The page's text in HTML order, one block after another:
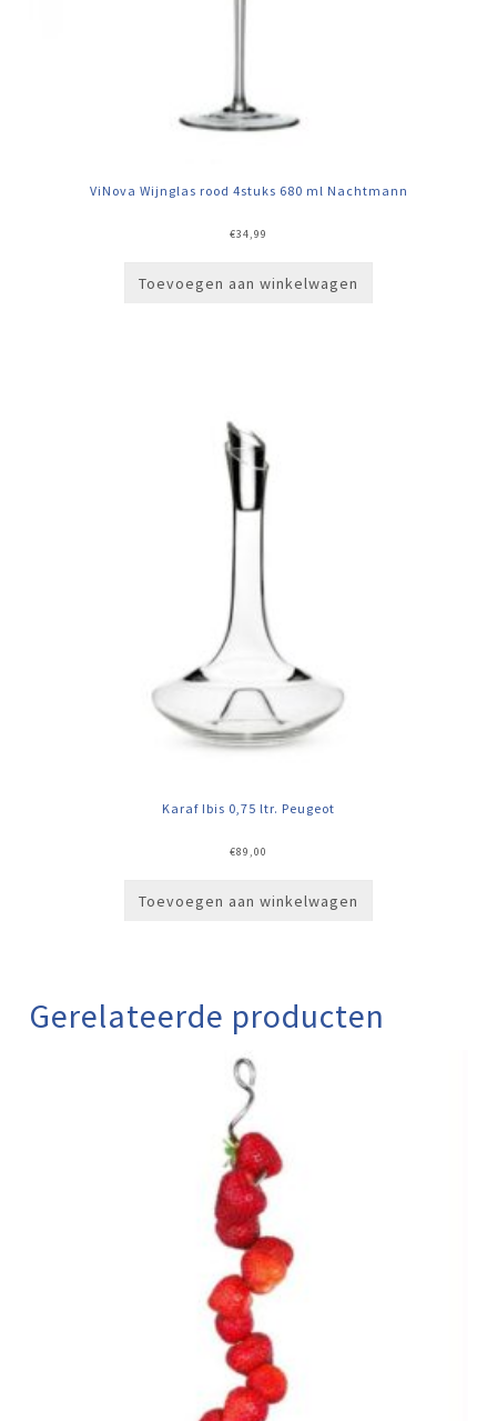
ViNova Wijnglas rood 4stuks 680 ml Nachtmann
€34,99
Toevoegen aan winkelwagen
Karaf Ibis 0,75 ltr. Peugeot
€89,00
Toevoegen aan winkelwagen
Gerelateerde producten